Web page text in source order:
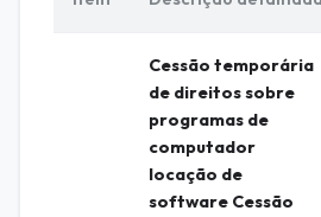
Cessão temporária
de direitos sobre
programas de
computador
locação de
software Cessão